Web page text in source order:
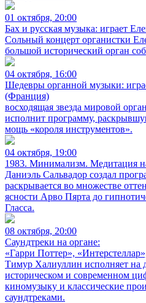
01 октября, 20:00
Бах и русская музыка: играет
Сольный концерт органистки
большой исторический орган
04 октября, 16:00
Шедевры органной музыки:
(Франция)
восходящая звезда мировой
исполнит программу,
мощь «короля инструментов».
04 октября, 19:00
1983. Минимализм. Медитация
Даниэль Сальвадор создал
раскрывается во множестве
ясности Арво Пярта до
Гласса.
08 октября, 20:00
Саундтреки на органе:
«Гарри Поттер»,
Тимур Халиуллин исполняет на
историческом и современном
киномузыку и классические
саундтреками.